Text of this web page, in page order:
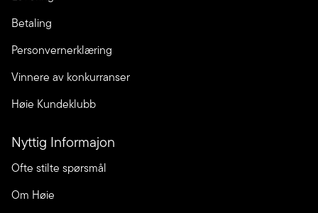
Betaling
Personvernerklæring
Vinnere av konkurranser
Høie Kundeklubb
Nyttig Informajon
Ofte stilte spørsmål
Om Høie